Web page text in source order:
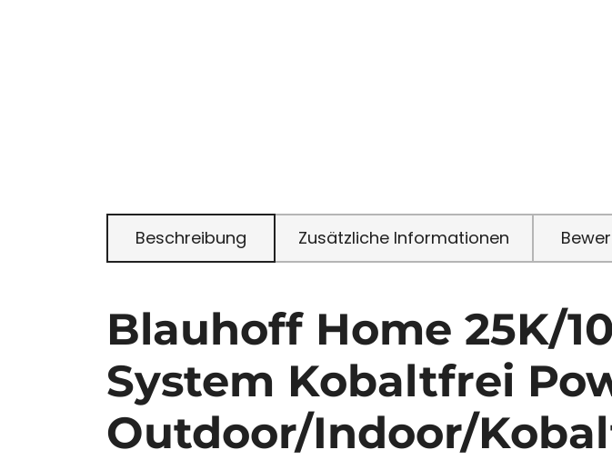
Beschreibung Zusätzliche Informationen
Blauhoff Home 25K/
System Kobaltfrei
Outdoor/Indoor/